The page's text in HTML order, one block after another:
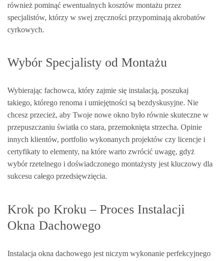
również pominąć ewentualnych kosztów montażu przez
specjalistów, którzy w swej zręczności przypominają akrobatów
cyrkowych.
Wybór Specjalisty od Montażu
Wybierając fachowca, który zajmie się instalacją, poszukaj
takiego, którego renoma i umiejętności są bezdyskusyjne. Nie
chcesz przecież, aby Twoje nowe okno było równie skuteczne w
przepuszczaniu światła co stara, przemoknięta strzecha. Opinie
innych klientów, portfolio wykonanych projektów czy licencje i
certyfikaty to elementy, na które warto zwrócić uwagę, gdyż
wybór rzetelnego i doświadczonego montażysty jest kluczowy dla
sukcesu całego przedsięwzięcia.
Krok po Kroku – Proces Instalacji
Okna Dachowego
Instalacja okna dachowego jest niczym wykonanie perfekcyjnego